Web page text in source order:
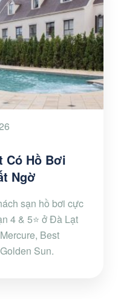
Có Hồ Bơi
Ngờ
sạn hồ bơi cực
4 & 5⭐ ở Đà Lạt
Best
Sun.